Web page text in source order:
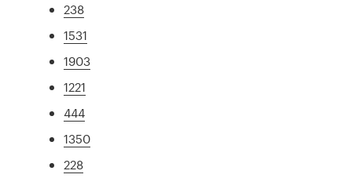
238
1531
1903
1221
444
1350
228